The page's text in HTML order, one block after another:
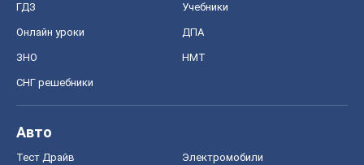
ГДЗ Учебники
Онлайн уроки ДПА
ЗНО НМТ
СНГ решебники
Авто
Тест Драйв Электромобили